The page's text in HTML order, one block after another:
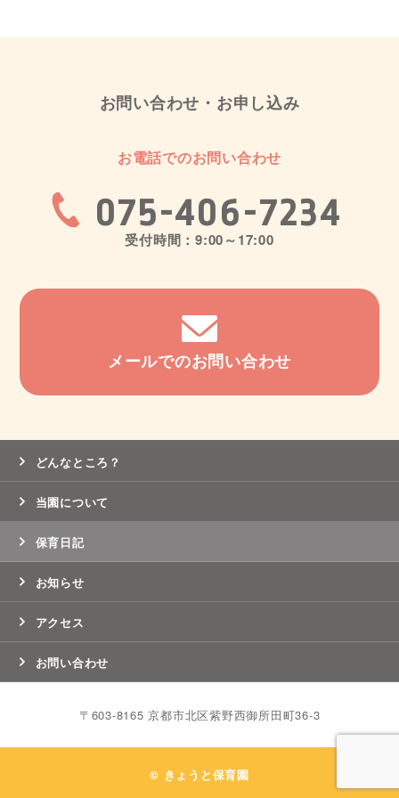
お問い合わせ・お申し込み
お電話でのお問い合わせ
075-406-7234
受付時間：9:00～17:00
メールでのお問い合わせ
どんなところ？
当園について
保育日記
お知らせ
アクセス
お問い合わせ
〒603-8165 京都市北区紫野西御所田町36-3
© きょうと保育園